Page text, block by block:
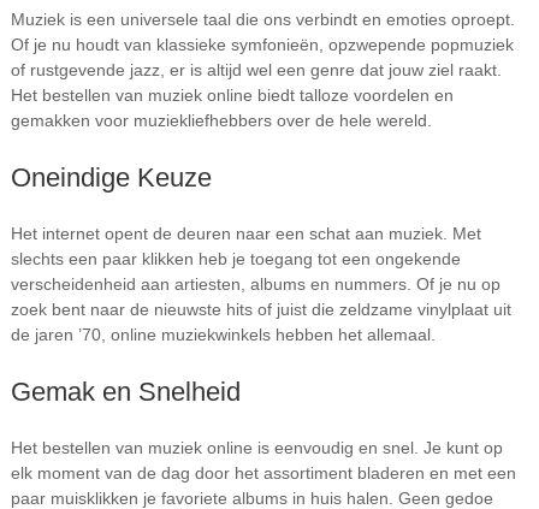
Muziek is een universele taal die ons verbindt en emoties oproept.
Of je nu houdt van klassieke symfonieën, opzwepende popmuziek
of rustgevende jazz, er is altijd wel een genre dat jouw ziel raakt.
Het bestellen van muziek online biedt talloze voordelen en
gemakken voor muziekliefhebbers over de hele wereld.
Oneindige Keuze
Het internet opent de deuren naar een schat aan muziek. Met
slechts een paar klikken heb je toegang tot een ongekende
verscheidenheid aan artiesten, albums en nummers. Of je nu op
zoek bent naar de nieuwste hits of juist die zeldzame vinylplaat uit
de jaren ’70, online muziekwinkels hebben het allemaal.
Gemak en Snelheid
Het bestellen van muziek online is eenvoudig en snel. Je kunt op
elk moment van de dag door het assortiment bladeren en met een
paar muisklikken je favoriete albums in huis halen. Geen gedoe